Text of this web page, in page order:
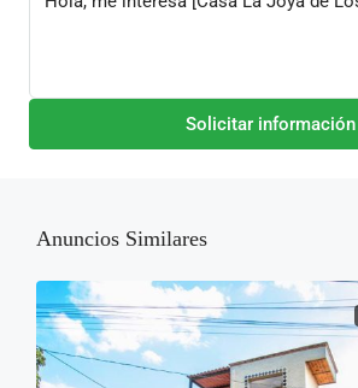
Solicitar información
Anuncios Similares